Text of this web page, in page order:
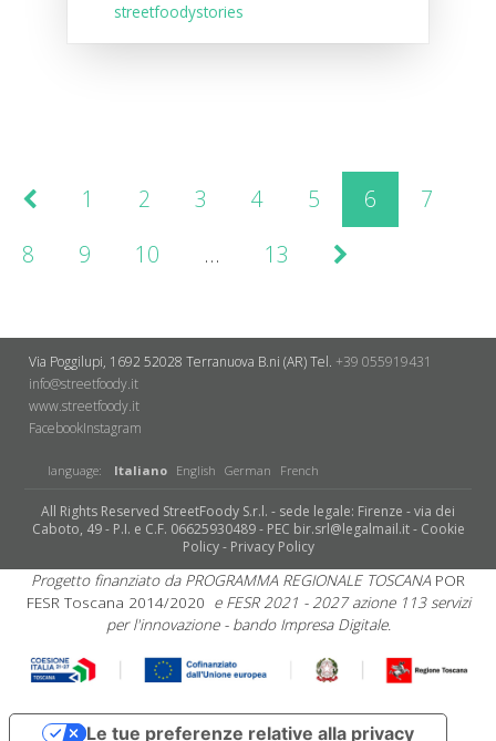
streetfoodystories
1 2 3 4 5 6
7
8
9 10 … 13
Via Poggilupi, 1692 52028 Terranuova B.ni (AR)Tel. +39 055919431
info@streetfoody.it
www.streetfoody.it
Facebook​Instagram
language: Italiano English German French
All Rights Reserved StreetFoody S.r.l. - sede legale: Firenze - via dei
Caboto, 49 - P.I. e C.F. 06625930489 - PEC bir.srl@legalmail.it - Cookie
Policy- Privacy Policy
Progetto finanziato da PROGRAMMA REGIONALE TOSCANA POR
FESR Toscana 2014/2020 e FESR 2021 - 2027 azione 113 servizi
per l'innovazione - bando Impresa Digitale.
Le tue preferenze relative alla privacy